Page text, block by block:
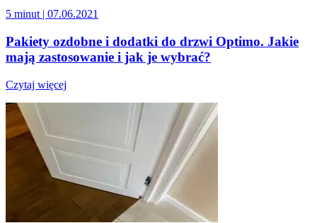
5 minut | 07.06.2021
Pakiety ozdobne i dodatki do drzwi Optimo. Jakie
mają zastosowanie i jak je wybrać?
Czytaj więcej